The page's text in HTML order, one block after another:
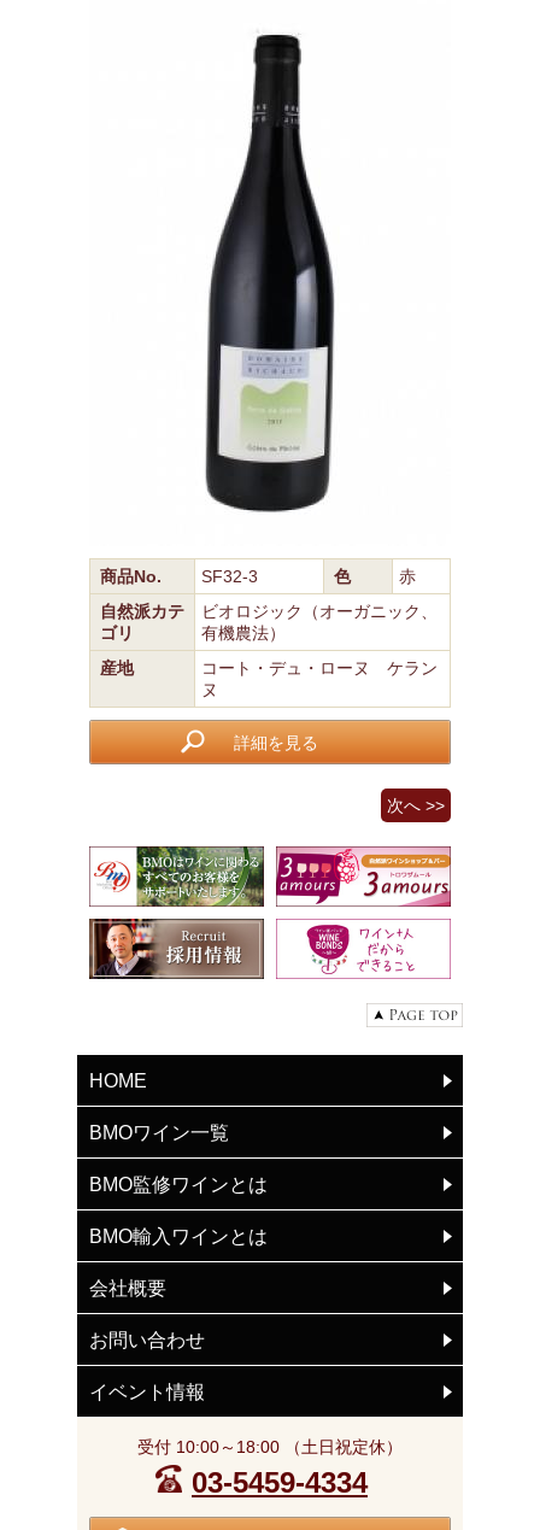
商品No. SF32-3 色
赤
自然派カテ
ゴリ
ビオロジック（オーガニック、
有機農法）
産地
コート・デュ・ローヌ ケラン
ヌ
詳細を見る
次へ >>
HOME
BMOワイン一覧
BMO監修ワインとは
BMO輸入ワインとは
会社概要
お問い合わせ
イベント情報
受付 10:00～18:00 （土日祝定休）
03-5459-4334